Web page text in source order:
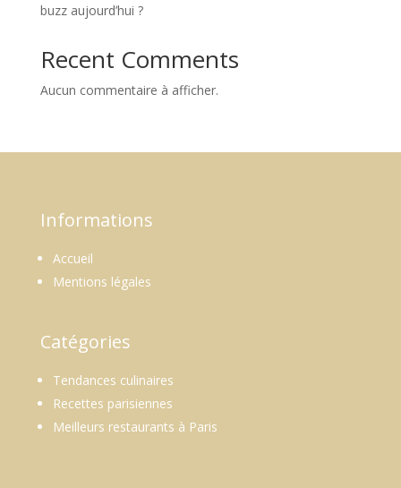
buzz aujourd’hui ?
Recent Comments
Aucun commentaire à afficher.
Informations
Accueil
Mentions légales
Catégories
Tendances culinaires
Recettes parisiennes
Meilleurs restaurants à Paris